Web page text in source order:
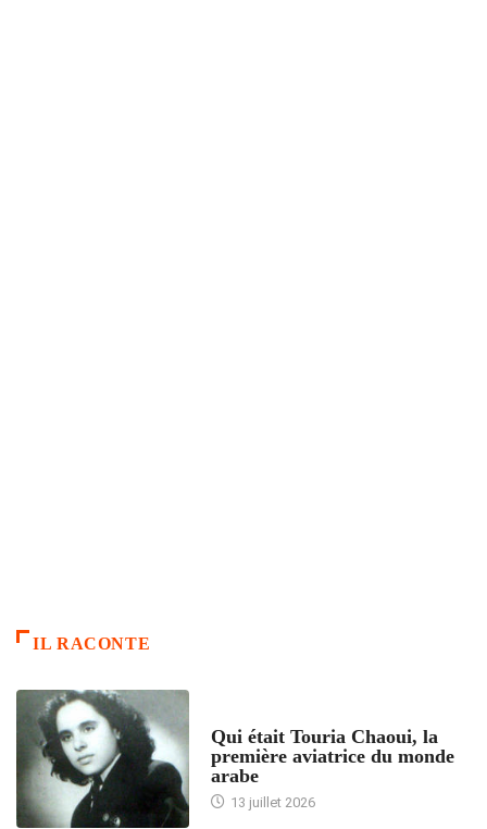
IL RACONTE
Qui était Touria Chaoui, la
première aviatrice du monde
arabe
13 juillet 2026